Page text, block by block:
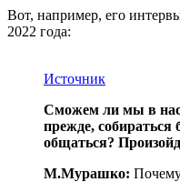
Вот, например, его
2022 года:
Источник
Сможем ли мы в
прежде,
общаться?
М.Мурашко: